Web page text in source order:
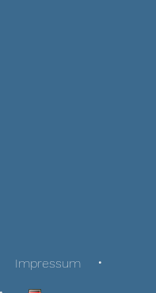
Impressum